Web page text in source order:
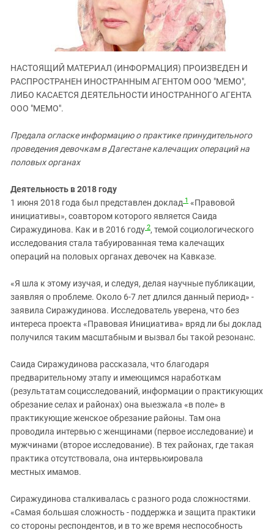
ЗАСТАВЛЯЕТ
КАВКАЗ ЗА ПАЛЕСТИНУ
ИНАКОМЫСЛИЕ В ЧЕЧНЕ
ПРЕСЛЕДОВАНИЕ АКТИВИСТОВ
МОБИЛИЗАЦИЯ И ПРОТЕСТЫ
Кабардино-Балкария
Калмыкия
Карачаево-Черкесия
Краснодарский край
Российская Федерация
Ростовская область
СКФО
Ставропольский край
Южная Осетия
ЮФО
НАСТОЯЩИЙ МАТЕРИАЛ (ИНФОРМАЦИЯ) ПРОИЗВЕДЕН И
РАСПРОСТРАНЕН ИНОСТРАННЫМ АГЕНТОМ ООО "МЕМО",
ЛИБО КАСАЕТСЯ ДЕЯТЕЛЬНОСТИ ИНОСТРАННОГО АГЕНТА
ООО "МЕМО".
Предала огласке информацию о практике принудительного
проведения девочкам в Дагестане калечащих операций на
половых органах
Деятельность в 2018 году
1 июня 2018 года был представлен доклад 1 «Правовой
инициативы», соавтором которого является Саида
Сиражудинова. Как и в 2016 году 2, темой социологического
исследования стала табуированная тема калечащих
операций на половых органах девочек на Кавказе.
«Я шла к этому изучая, и следуя, делая научные публикации,
заявляя о проблеме. Около 6-7 лет длился данный период» -
заявила Сиражудинова. Исследователь уверена, что без
интереса проекта «Правовая Инициатива» вряд ли бы доклад
получился таким масштабным и вызвал бы такой резонанс.
Саида Сиражудинова рассказала, что благодаря
предварительному этапу и имеющимся наработкам
(результатам социсследований, информации о практикующих
обрезание селах и районах) она выезжала «в поле» в
практикующие женское обрезание районы. Там она
проводила интервью с женщинами (первое исследование) и
мужчинами (второе исследование). В тех районах, где такая
практика отсутствовала, она интервьюировала
местных имамов.
Сиражудинова сталкивалась с разного рода сложностями.
«Самая большая сложность - поддержка и защита практики
со стороны респондентов, и в то же время неспособность